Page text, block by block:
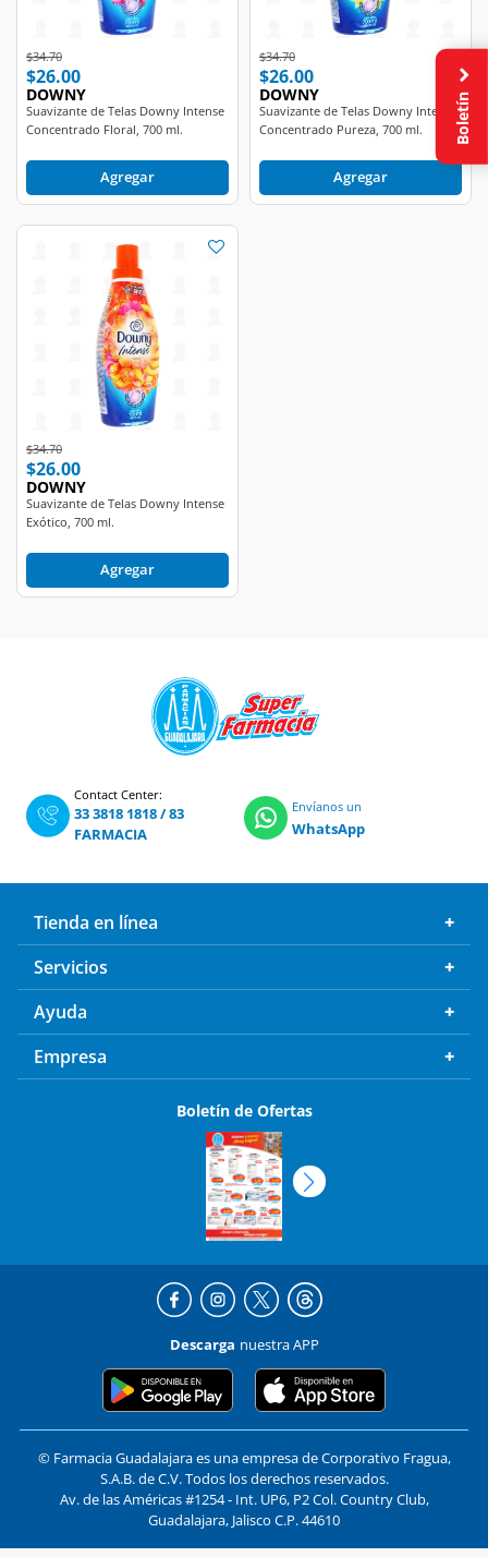
Price reduced from
$34.70to
$26.00
DOWNY
Suavizante de Telas Downy Intense
Concentrado Floral, 700 ml.
Agregar
Price reduced from
$34.70to
$26.00
DOWNY
Suavizante de Telas Downy Intense
Concentrado Pureza, 700 ml.
Agregar
Price reduced from
$34.70to
$26.00
DOWNY
Suavizante de Telas Downy Intense
Exótico, 700 ml.
Agregar
Contact Center:
33 3818 1818/83
FARMACIA
Envíanos un
WhatsApp
Tienda en línea
Servicios
Ayuda
Empresa
Boletín de Ofertas
Descarga nuestra APP
© Farmacia Guadalajara es una empresa de Corporativo Fragua,
S.A.B. de C.V. Todos los derechos reservados.
Av. de las Américas #1254 - Int. UP6, P2 Col. Country Club,
Guadalajara, Jalisco C.P. 44610
Boletín